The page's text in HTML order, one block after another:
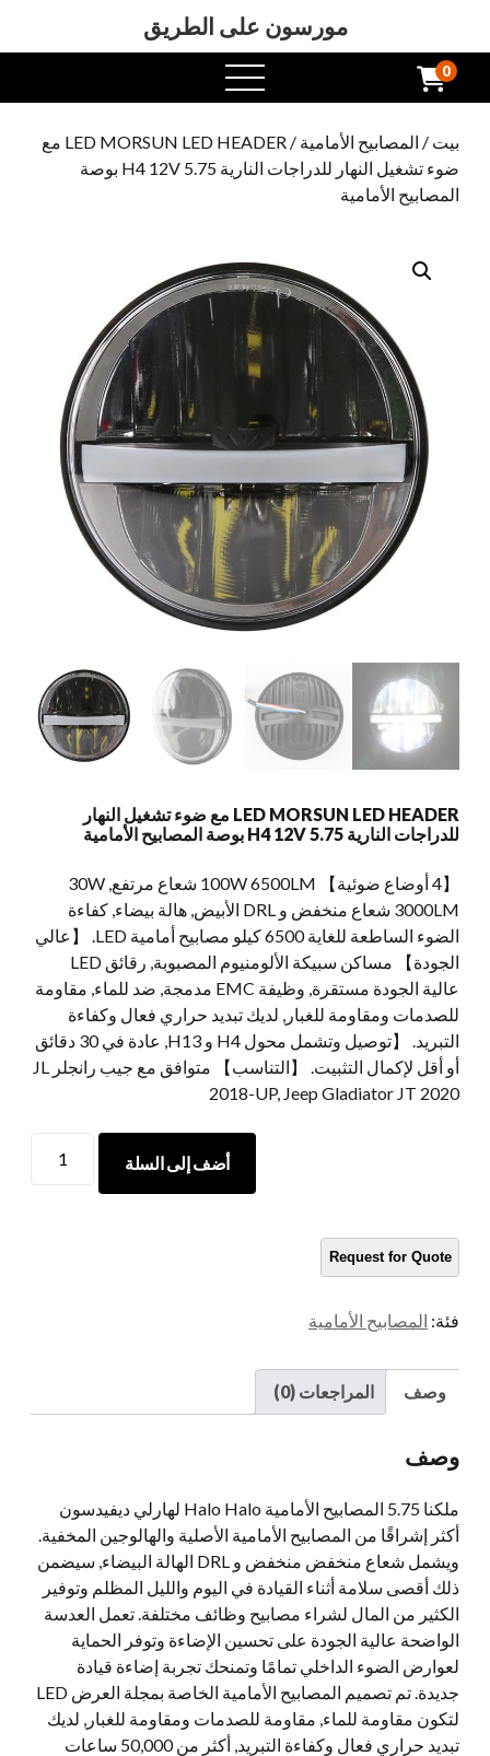
مورسون على الطريق
افتح
القائمة
0
بيت / المصابيح الأمامية
/ LED MORSUN LED HEADER مع
ضوء تشغيل النهار للدراجات النارية H4 12V 5.75 بوصة
المصابيح الأمامية
LED MORSUN LED HEADER مع ضوء تشغيل النهار
للدراجات النارية H4 12V 5.75 بوصة المصابيح الأمامية
【4 أوضاع ضوئية】 100W 6500LM شعاع مرتفع, 30W
3000LM شعاع منخفض و DRL الأبيض, هالة بيضاء, كفاءة
الضوء الساطعة للغاية 6500 كيلو مصابيح أمامية LED. 【عالي
الجودة】 مساكن سبيكة الألومنيوم المصبوبة, رقائق LED
عالية الجودة مستقرة, وظيفة EMC مدمجة, ضد للماء, مقاومة
للصدمات ومقاومة للغبار, لديك تبديد حراري فعال وكفاءة
التبريد. 【توصيل وتشمل محول H4 و H13, عادة في 30 دقائق
أو أقل لإكمال التثبيت. 【التناسب】 متوافق مع جيب رانجلر JL
2018-UP, Jeep Gladiator JT 2020
MORSUN
المصابيح
الأمامية
كمية
أضف إلى السلة
فئة: المصابيح الأمامية
وصف المراجعات (0)
وصف
ملكنا 5.75 المصابيح الأمامية Halo Halo لهارلي ديفيدسون
أكثر إشراقًا من المصابيح الأمامية الأصلية والهالوجين المخفية.
ويشمل شعاع منخفض منخفض و DRL الهالة البيضاء, سيضمن
ذلك أقصى سلامة أثناء القيادة في اليوم والليل المظلم وتوفير
الكثير من المال لشراء مصابيح وظائف مختلفة. تعمل العدسة
الواضحة عالية الجودة على تحسين الإضاءة وتوفر الحماية
لعوارض الضوء الداخلي تمامًا وتمنحك تجربة إضاءة قيادة
جديدة. تم تصميم المصابيح الأمامية الخاصة بمجلة العرض LED
لتكون مقاومة للماء, مقاومة للصدمات ومقاومة للغبار, لديك
تبديد حراري فعال وكفاءة التبريد, أكثر من 50,000 ساعات